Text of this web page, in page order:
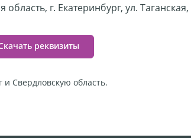
г. Екатеринбург, ул.
реквизиты
и Свердловскую область.